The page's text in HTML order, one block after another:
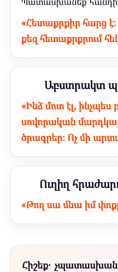
«Հետաքրքիր հարց է։
քեզ հետաքրքրում
Աբստրակտ
«Ինձ մոտ էլ, ինչպես
սովորական
ծրագրեր։ Ոչ մի
Ուղիղ
«Թող սա մնա իմ
Հիշեք․